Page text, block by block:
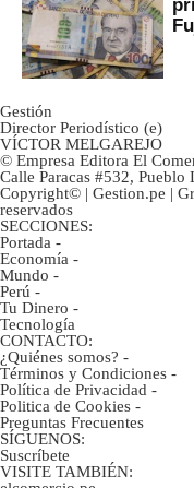
Gestión
Director Periodístico (e)
VÍCTOR MELGAREJO
© Empresa Editora El
Calle Paracas #532, Pueblo
Copyright© | Gestion.pe |
reservados
SECCIONES:
Portada -
Economía -
Mundo -
Perú -
Tu Dinero -
Tecnología
CONTACTO:
¿Quiénes somos? -
Términos y Condiciones -
Política de Privacidad -
Politica de Cookies -
Preguntas Frecuentes
SÍGUENOS:
Suscríbete
VISITE TAMBIÉN: